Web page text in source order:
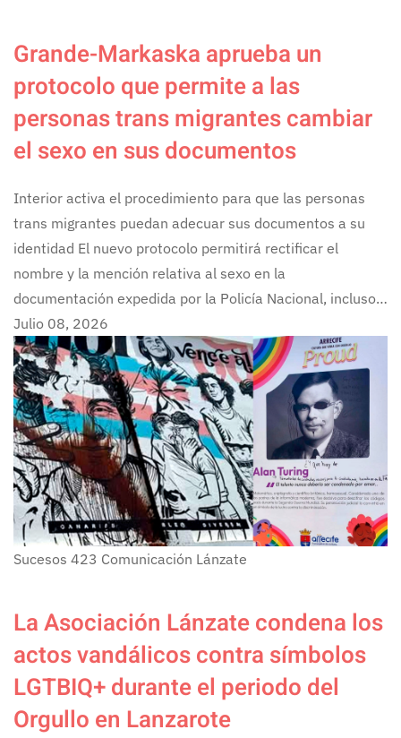
Grande-Markaska aprueba un
protocolo que permite a las
personas trans migrantes cambiar
el sexo en sus documentos
Interior activa el procedimiento para que las personas
trans migrantes puedan adecuar sus documentos a su
identidad El nuevo protocolo permitirá rectificar el
nombre y la mención relativa al sexo en la
documentación expedida por la Policía Nacional, incluso…
Julio 08, 2026
Sucesos 423 Comunicación Lánzate
La Asociación Lánzate condena los
actos vandálicos contra símbolos
LGTBIQ+ durante el periodo del
Orgullo en Lanzarote